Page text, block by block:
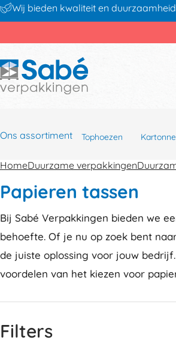
Wij bieden kwaliteit en duurzaamheid
Ons assortiment Tophoezen
HomeDuurzame verpakkingen
Papieren tassen
Bij Sabé Verpakkingen bieden we
behoefte. Of je nu op zoek bent
de juiste oplossing voor jouw
voordelen van het kiezen voor
Filters